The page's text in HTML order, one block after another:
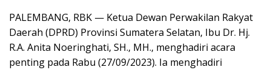
PALEMBANG, RBK — Ketua Dewan Perwakilan Rakyat
Daerah (DPRD) Provinsi Sumatera Selatan, Ibu Dr. Hj.
R.A. Anita Noeringhati, SH., MH., menghadiri acara
penting pada Rabu (27/09/2023). Ia menghadiri